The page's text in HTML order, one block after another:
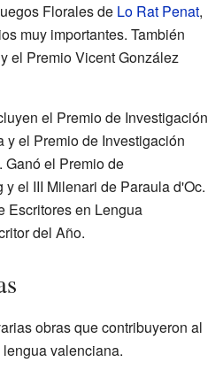
Florales de Lo Rat Penat,
muy importantes. También
el Premio Vicent González
el Premio de Investigación
y el Premio de Investigación
Ganó el Premio de
el III Milenari de Paraula d'Oc.
Escritores en Lengua
del Año.
obras que contribuyeron al
valenciana.